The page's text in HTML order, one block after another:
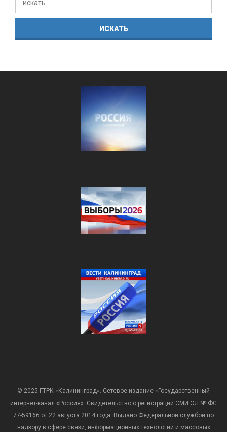
© 2025 ГТРК «Калининград». Сетевое издание «Государственный
интернет-канал «Россия». Свидетельство о регистрации СМИ ЭЛ № ФС
77-59166 от 22 августа 2014 года. Выдано Федеральной службой по
надзору в сфере связи, информационных технологий и массовых